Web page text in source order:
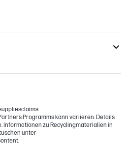
Programms kann variieren. Details
Informationen zu Recyclingmaterialien in
unter